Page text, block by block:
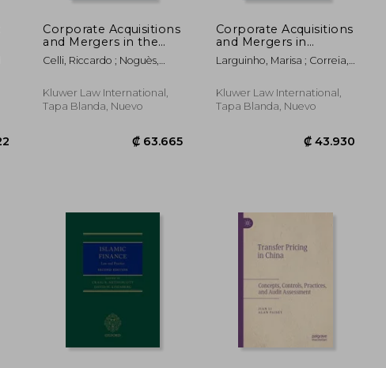
Corporate Acquisitions
and Mergers in the
European Union (en
Inglés)
Celli, Riccardo ; Noguès,
Kluwer Law International,
Tapa Blanda, Nuevo
Corporate Acquisitions
and Mergers in
Portugal (en Inglés)
Larguinho, Marisa ; Correia,
Nuno
Kluwer Law International,
Tapa Blanda, Nuevo